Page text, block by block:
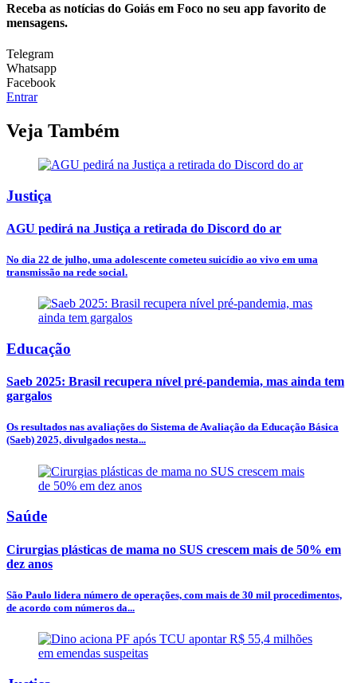
Receba as notícias do Goiás em Foco no seu app favorito de
mensagens.
Telegram
Whatsapp
Facebook
Entrar
Veja Também
Justiça
AGU pedirá na Justiça a retirada do Discord do ar
No dia 22 de julho, uma adolescente cometeu suicídio ao vivo em uma
transmissão na rede social.
Educação
Saeb 2025: Brasil recupera nível pré-pandemia, mas ainda tem
gargalos
Os resultados nas avaliações do Sistema de Avaliação da Educação Básica
(Saeb) 2025, divulgados nesta...
Saúde
Cirurgias plásticas de mama no SUS crescem mais de 50% em
dez anos
São Paulo lidera número de operações, com mais de 30 mil procedimentos,
de acordo com números da...